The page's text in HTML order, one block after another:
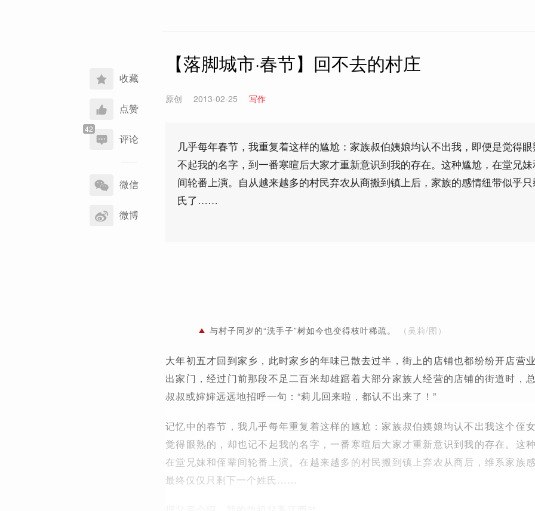
收藏
点赞
评论
享
到
微信
微博
【落脚城市·春节】回不去的村庄
原创 2013-02-25 写作
几乎每年春节，我重复着这样的尴尬：家族叔伯姨娘均认不出我，即便是觉得
不起我的名字，到一番寒暄后大家才重新意识到我的存在。这种尴尬，在堂兄
间轮番上演。自从越来越多的村民弃农从商搬到镇上后，家族的感情纽带似乎
氏了……
与村子同岁的“洗手子”树如今也变得枝叶稀疏。 （吴莉/图）
大年初五才回到家乡，此时家乡的年味已散去过半，街上的店铺也都纷纷开店营
出家门，经过门前那段不足二百米却雄踞着大部分家族人经营的店铺的街道时，
叔叔或婶婶远远地招呼一句：“莉儿回来啦，都认不出来了！”
记忆中的春节，我几乎每年重复着这样的尴尬：家族叔伯姨娘均认不出我这个侄
觉得眼熟的，却也记不起我的名字，一番寒暄后大家才重新意识到我的存在。这
在堂兄妹和侄辈间轮番上演。在越来越多的村民搬到镇上弃农从商后，维系家族
最终仅仅只剩下一个姓氏……